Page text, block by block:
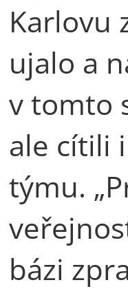
Karlovu
ujalo a
v tomto
ale cítili
týmu.
bázi